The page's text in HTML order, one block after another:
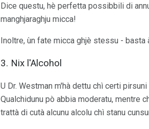
Dice questu, hè perfetta possibbili di
manghjaraghju micca!
Inoltre, ùn fate micca ghjè stessu - basta
3. Nix l'Alcohol
U Dr. Westman m'hà dettu chì certi
Qualchidunu pò abbia moderatu, mentre
trattà di cutà alcunu alcolu chì stanu